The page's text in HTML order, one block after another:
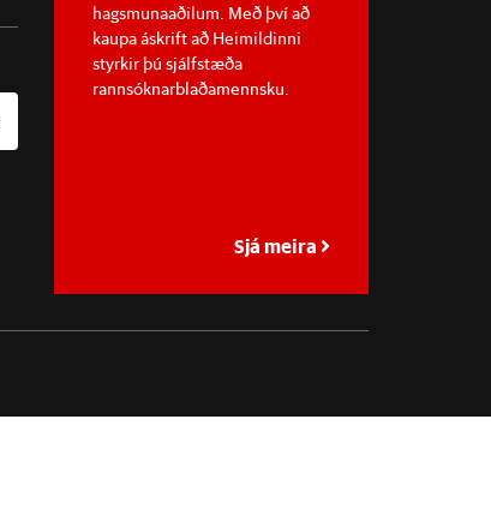
hagsmunaaðilum. Með því að
kaupa áskrift að Heimildinni
styrkir þú sjálfstæða
rannsóknarblaðamennsku.
Sjá meira